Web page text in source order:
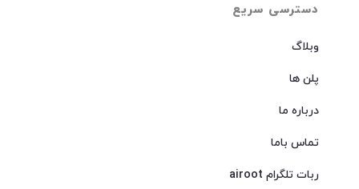
دسترسی سریع
وبلاگ
پلن ها
درباره ما
تماس باما
ربات تلگرام airoot